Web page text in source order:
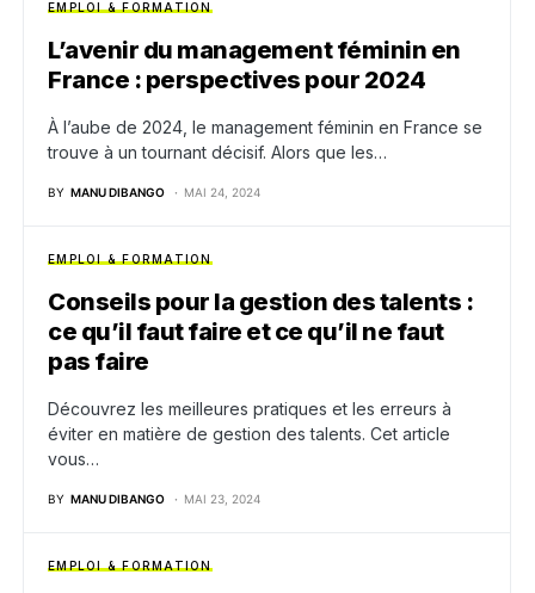
EMPLOI & FORMATION
L’avenir du management féminin en
France : perspectives pour 2024
À l’aube de 2024, le management féminin en France se
trouve à un tournant décisif. Alors que les…
BY MANU DIBANGO MAI 24, 2024
EMPLOI & FORMATION
Conseils pour la gestion des talents :
ce qu’il faut faire et ce qu’il ne faut
pas faire
Découvrez les meilleures pratiques et les erreurs à
éviter en matière de gestion des talents. Cet article
vous…
BY MANU DIBANGO MAI 23, 2024
EMPLOI & FORMATION